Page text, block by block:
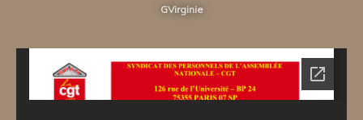
GVirginie